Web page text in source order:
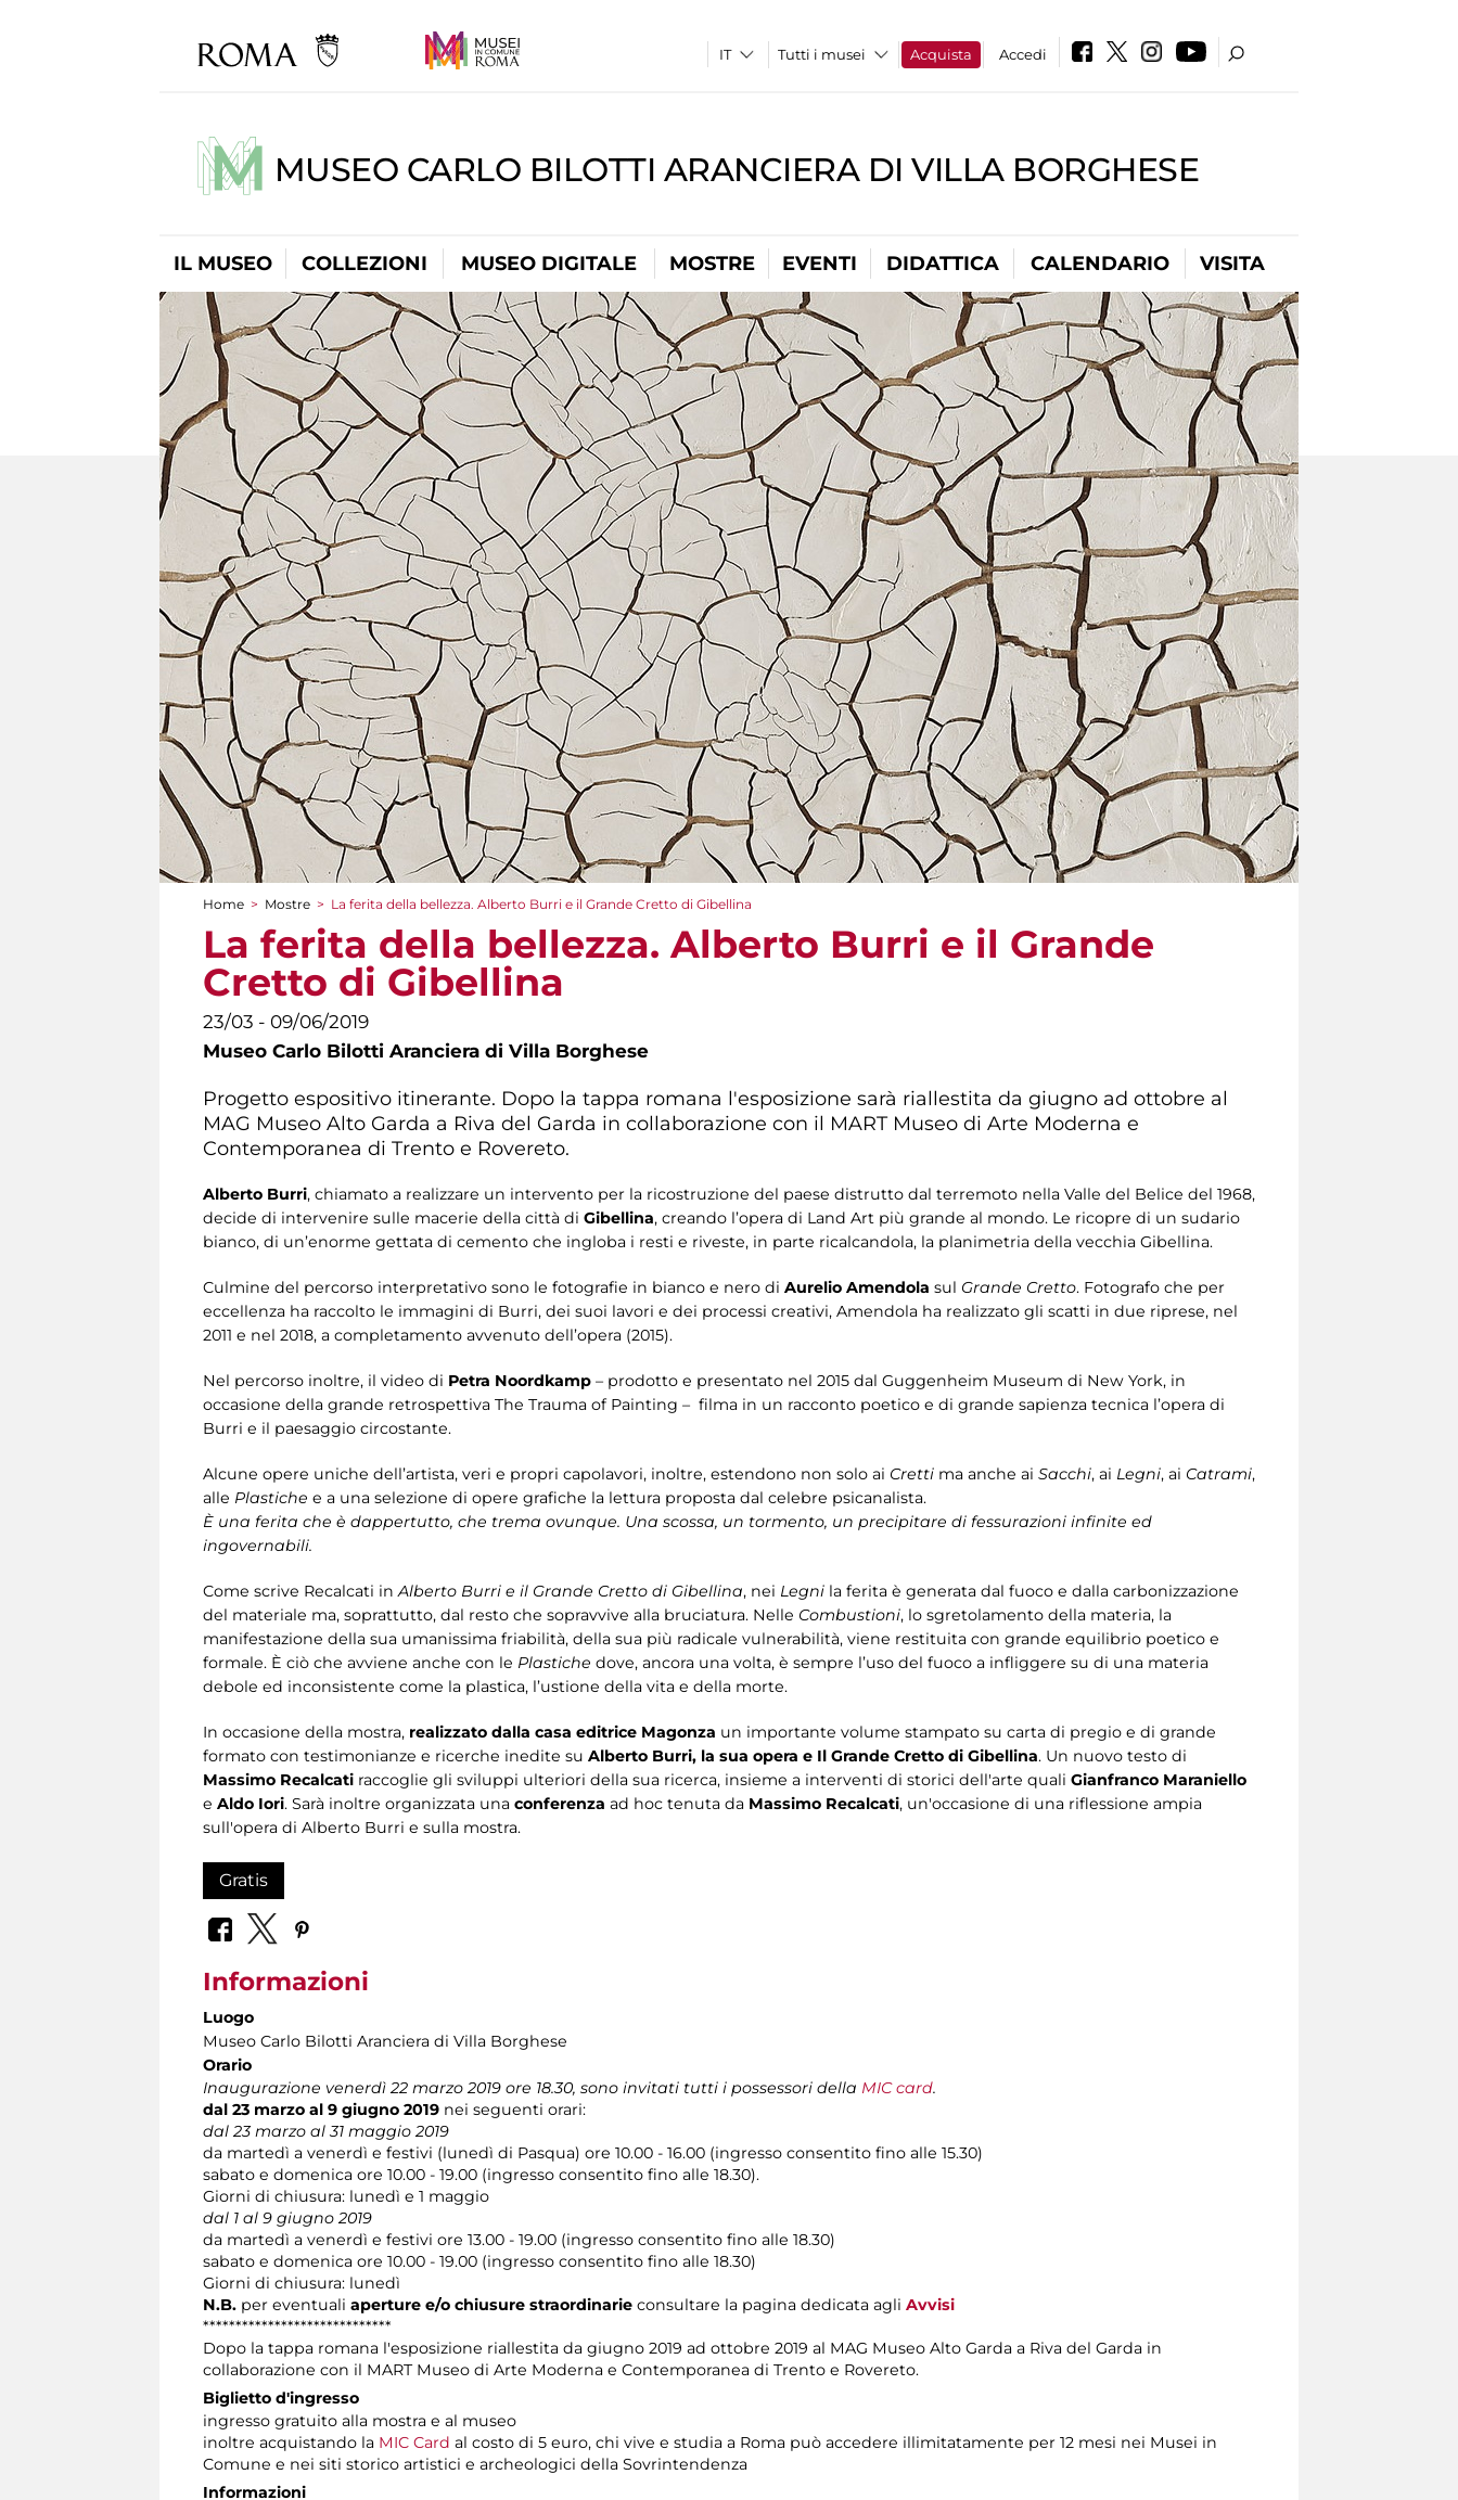
Tutti i musei Acquista Accedi
MUSEO CARLO BILOTTI ARANCIERA DI VILLA BORGHESE
IL MUSEO COLLEZIONI MUSEO DIGITALE MOSTRE EVENTI DIDATTICA CALENDARIO VISITA
Tu sei qui
Home > Mostre > La ferita della bellezza. Alberto Burri e il Grande Cretto di Gibellina
La ferita della bellezza. Alberto Burri e il Grande
Cretto di Gibellina
23/03 - 09/06/2019
Museo Carlo Bilotti Aranciera di Villa Borghese
Progetto espositivo itinerante. Dopo la tappa romana l'esposizione sarà riallestita da giugno ad ottobre al
MAG Museo Alto Garda a Riva del Garda in collaborazione con il MART Museo di Arte Moderna e
Contemporanea di Trento e Rovereto.
Alberto Burri, chiamato a realizzare un intervento per la ricostruzione del paese distrutto dal terremoto nella Valle del Belice del 1968,
decide di intervenire sulle macerie della città di Gibellina, creando l’opera di Land Art più grande al mondo. Le ricopre di un sudario
bianco, di un’enorme gettata di cemento che ingloba i resti e riveste, in parte ricalcandola, la planimetria della vecchia Gibellina.
Culmine del percorso interpretativo sono le fotografie in bianco e nero di Aurelio Amendola sul Grande Cretto. Fotografo che per
eccellenza ha raccolto le immagini di Burri, dei suoi lavori e dei processi creativi, Amendola ha realizzato gli scatti in due riprese, nel
2011 e nel 2018, a completamento avvenuto dell’opera (2015).
Nel percorso inoltre, il video di Petra Noordkamp – prodotto e presentato nel 2015 dal Guggenheim Museum di New York, in
occasione della grande retrospettiva The Trauma of Painting – filma in un racconto poetico e di grande sapienza tecnica l’opera di
Burri e il paesaggio circostante.
Alcune opere uniche dell’artista, veri e propri capolavori, inoltre, estendono non solo ai Cretti ma anche ai Sacchi, ai Legni, ai Catrami,
alle Plastiche e a una selezione di opere grafiche la lettura proposta dal celebre psicanalista.
È una ferita che è dappertutto, che trema ovunque. Una scossa, un tormento, un precipitare di fessurazioni infinite ed
ingovernabili.
Come scrive Recalcati inAlberto Burri e il Grande Cretto di Gibellina, nei Legni la ferita è generata dal fuoco e dalla carbonizzazione
del materiale ma, soprattutto, dal resto che sopravvive alla bruciatura. Nelle Combustioni, lo sgretolamento della materia, la
manifestazione della sua umanissima friabilità, della sua più radicale vulnerabilità, viene restituita con grande equilibrio poetico e
formale. È ciò che avviene anche con le Plastiche dove, ancora una volta, è sempre l’uso del fuoco a infliggere su di una materia
debole ed inconsistente come la plastica, l’ustione della vita e della morte.
In occasione della mostra, realizzato dalla casa editrice Magonza un importante volume stampato su carta di pregio e di grande
formato con testimonianze e ricerche inedite su Alberto Burri, la sua opera e Il Grande Cretto di Gibellina. Un nuovo testo di
Massimo Recalcati raccoglie gli sviluppi ulteriori della sua ricerca, insieme a interventi di storici dell'arte quali Gianfranco Maraniello
e Aldo Iori. Sarà inoltre organizzata una conferenza ad hoc tenuta da Massimo Recalcati, un'occasione di una riflessione ampia
sull'opera di Alberto Burri e sulla mostra.
Gratis
Informazioni
Luogo
Museo Carlo Bilotti Aranciera di Villa Borghese
Orario
Inaugurazione venerdì 22 marzo 2019 ore 18.30, sono invitati tutti i possessori della MIC card.
dal 23 marzo al 9 giugno 2019 nei seguenti orari:
dal 23 marzo al 31 maggio 2019
da martedì a venerdì e festivi (lunedì di Pasqua) ore 10.00 - 16.00 (ingresso consentito fino alle 15.30)
sabato e domenica ore 10.00 - 19.00 (ingresso consentito fino alle 18.30).
Giorni di chiusura: lunedì e 1 maggio
dal 1 al 9 giugno 2019
da martedì a venerdì e festivi ore 13.00 - 19.00 (ingresso consentito fino alle 18.30)
sabato e domenica ore 10.00 - 19.00 (ingresso consentito fino alle 18.30)
Giorni di chiusura: lunedì
N.B. per eventuali aperture e/o chiusure straordinarie consultare la pagina dedicata agli Avvisi
*****************************
Dopo la tappa romana l'esposizione riallestita da giugno 2019 ad ottobre 2019 al MAG Museo Alto Garda a Riva del Garda in
collaborazione con il MART Museo di Arte Moderna e Contemporanea di Trento e Rovereto.
Biglietto d'ingresso
ingresso gratuito alla mostra e al museo
inoltre acquistando la MIC Card al costo di 5 euro, chi vive e studia a Roma può accedere illimitatamente per 12 mesi nei Musei in
Comune e nei siti storico artistici e archeologici della Sovrintendenza
Informazioni